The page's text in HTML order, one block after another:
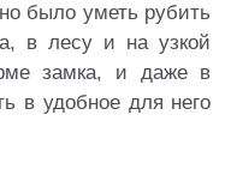
было уметь рубить
в лесу и на узкой
замка, и даже в
в удобное для него